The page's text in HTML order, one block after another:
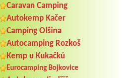
Caravan Camping
Autokemp Kačer
Camping Olšina
Autocamping Rozkoš
Kemp u Kukačků
Eurocamping Bojkovice
Termín od 2026-07-24 |Autokemp na